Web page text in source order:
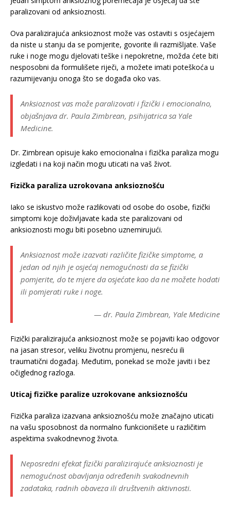
paralizovani od anksioznosti.
Ova paralizirajuća anksioznost može vas ostaviti s osjećajem
da niste u stanju da se pomjerite, govorite ili razmišljate. Vaše
ruke i noge mogu djelovati teške i nepokretne, možda ćete biti
nesposobni da formulišete riječi, a možete imati poteškoća u
razumijevanju onoga što se događa oko vas.
Anksioznost vas može paralizovati i fizički i emocionalno,
objašnjava dr. Paula Zimbrean, psihijatrica sa Yale
Medicine.
Dr. Zimbrean opisuje kako emocionalna i fizička paraliza mogu
izgledati i na koji način mogu uticati na vaš život.
Fizička paraliza uzrokovana anksioznošću
Iako se iskustvo može razlikovati od osobe do osobe, fizički
simptomi koje doživljavate kada ste paralizovani od
anksioznosti mogu biti posebno uznemirujući.
Anksioznost može izazvati različite fizičke simptome, a
jedan od njih je osjećaj nemogućnosti da se fizički
pomjerite, do te mjere da osjećate kao da ne možete hodati
ili pomjerati ruke i noge.
— dr. Paula Zimbrean, Yale Medicine
Fizički paralizirajuća anksioznost može se pojaviti kao odgovor
na jasan stresor, veliku životnu promjenu, nesreću ili
traumatični događaj. Međutim, ponekad se može javiti i bez
očiglednog razloga.
Uticaj fizičke paralize uzrokovane anksioznošću
Fizička paraliza izazvana anksioznošću može značajno uticati
na vašu sposobnost da normalno funkcionišete u različitim
aspektima svakodnevnog života.
Neposredni efekat fizički paralizirajuće anksioznosti je
nemogućnost obavljanja određenih svakodnevnih
zadataka, radnih obaveza ili društvenih aktivnosti.